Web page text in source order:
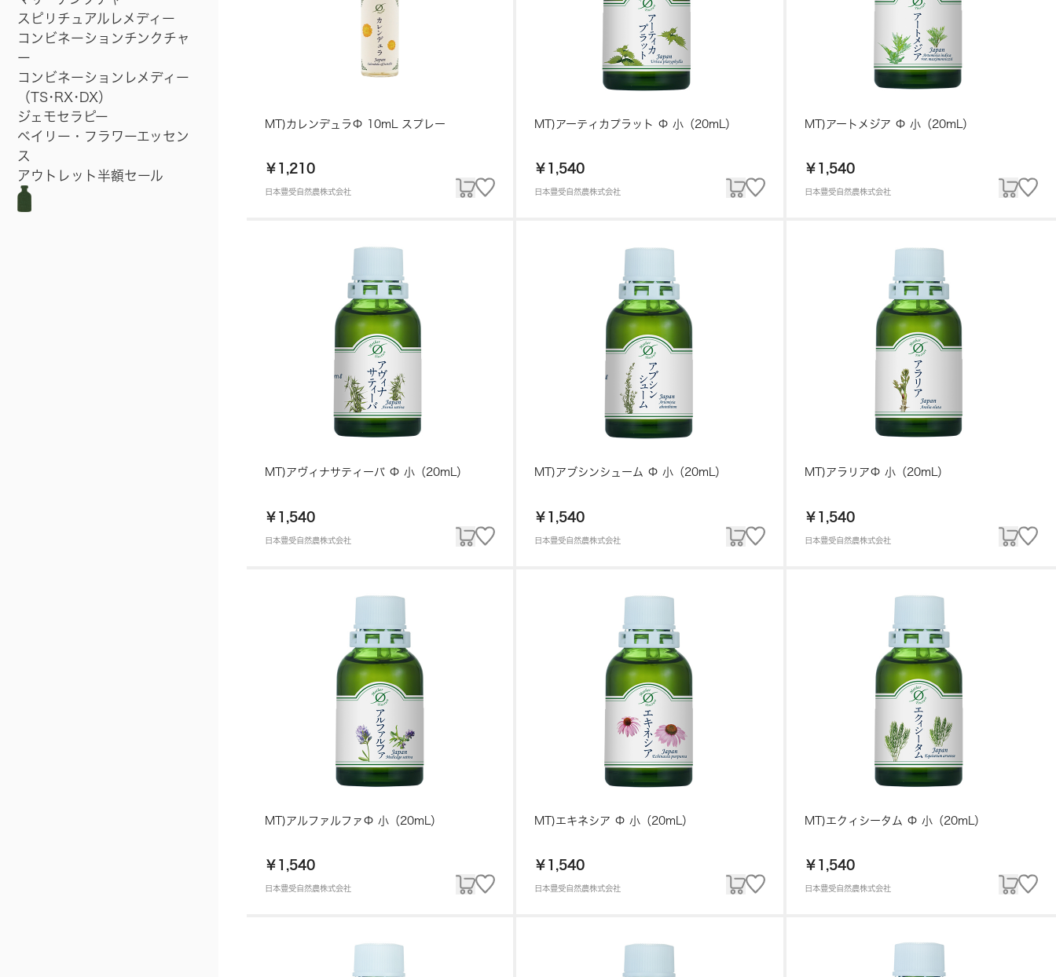
スピリチュアルレメディー
コンビネーションチンクチャ
ー
コンビネーションレメディー
（TS･RX･DX）
ジェモセラピー
ベイリー・フラワーエッセン
ス
アウトレット半額セール
MT)カレンデュラΦ 10mL スプレー
￥1,210
日本豊受自然農株式会社
MT)アーティカプラット Φ 小（20mL）
￥1,540
日本豊受自然農株式会社
MT)アートメジア Φ 小（20mL）
￥1,540
日本豊受自然農株式会社
MT)アヴィナサティーバ Φ 小（20mL）
￥1,540
日本豊受自然農株式会社
MT)アブシンシューム Φ 小（20mL）
￥1,540
日本豊受自然農株式会社
MT)アラリアΦ 小（20mL）
￥1,540
日本豊受自然農株式会社
MT)アルファルファΦ 小（20mL）
￥1,540
日本豊受自然農株式会社
MT)エキネシア Φ 小（20mL）
￥1,540
日本豊受自然農株式会社
MT)エクィシータム Φ 小（20mL）
￥1,540
日本豊受自然農株式会社